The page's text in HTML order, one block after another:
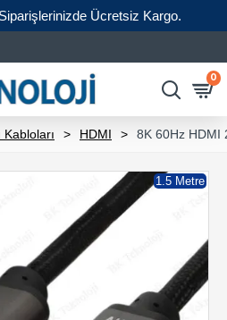
Ücretsiz Kargo.
0
HDMI 8K 60Hz HDMI
1.5 Metre